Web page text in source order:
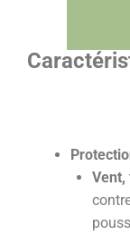
Vent,